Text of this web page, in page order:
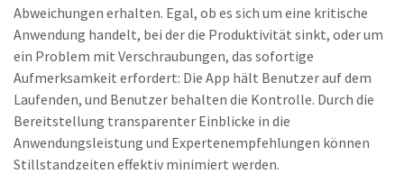
Abweichungen erhalten. Egal, ob es sich um eine kritische
Anwendung handelt, bei der die Produktivität sinkt, oder um
ein Problem mit Verschraubungen, das sofortige
Aufmerksamkeit erfordert: Die App hält Benutzer auf dem
Laufenden, und Benutzer behalten die Kontrolle. Durch die
Bereitstellung transparenter Einblicke in die
Anwendungsleistung und Expertenempfehlungen können
Stillstandzeiten effektiv minimiert werden.